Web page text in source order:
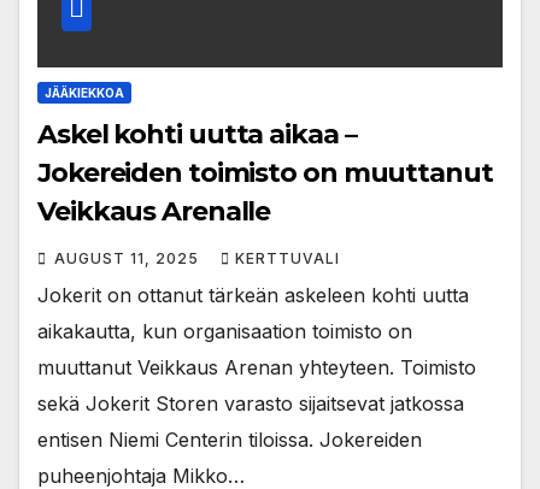
JÄÄKIEKKOA
Askel kohti uutta aikaa –
Jokereiden toimisto on muuttanut
Veikkaus Arenalle
AUGUST 11, 2025 KERTTUVALI
Jokerit on ottanut tärkeän askeleen kohti uutta
aikakautta, kun organisaation toimisto on
muuttanut Veikkaus Arenan yhteyteen. Toimisto
sekä Jokerit Storen varasto sijaitsevat jatkossa
entisen Niemi Centerin tiloissa. Jokereiden
puheenjohtaja Mikko…